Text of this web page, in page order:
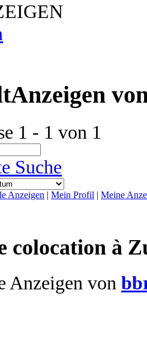
Anzeigen
1 - 1 von 1
Suche
Anzeigen | Mein Profil | Meine
colocation à
Anzeigen von